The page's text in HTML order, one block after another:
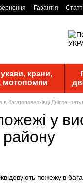
Гарантія Статті
крани,
мотопомпи
в багатоповерхівці Дніпра:
у